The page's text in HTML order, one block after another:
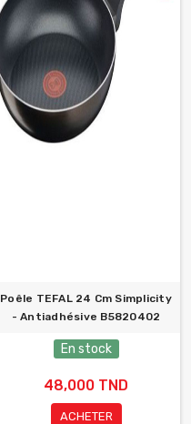
Poêle TEFAL 24 Cm Simplicity
- Antiadhésive B5820402
En stock
48,000 TND
ACHETER